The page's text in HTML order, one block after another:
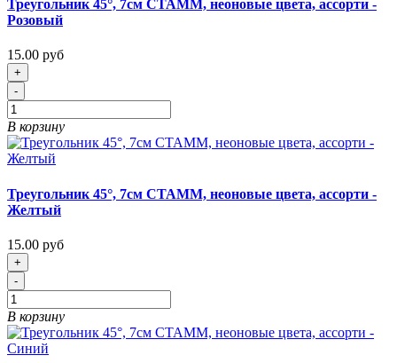
Треугольник 45°, 7см СТАММ, неоновые цвета, ассорти -
Розовый
15.00 руб
+
-
В корзину
Треугольник 45°, 7см СТАММ, неоновые цвета, ассорти -
Желтый
15.00 руб
+
-
В корзину